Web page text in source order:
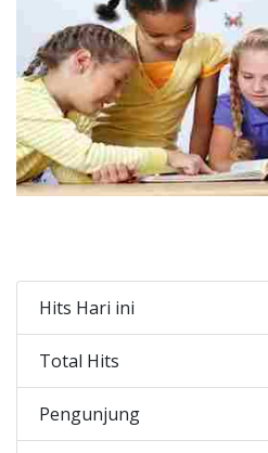
Hits Hari ini
Total Hits
Pengunjung